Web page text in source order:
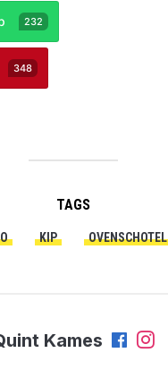
232
348
TAGS
KIP OVENSCHOTEL
Kames